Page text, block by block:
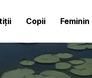
Copii Feminin